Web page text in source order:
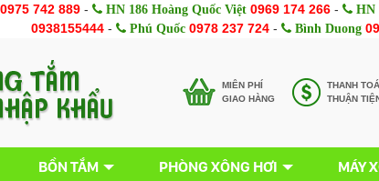
0975 742 889 - HN 186 Hoàng Quốc Việt 0969 174 266 - HN
0938155444- Phú Quốc 0978 237 724- Bình Duong
MIÊN PHÍ
GIAO HÀNG
THANH
THUẬN
BỒN TẮM PHÒNG XÔNG HƠI MÁY